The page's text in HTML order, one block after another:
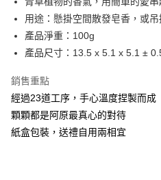
悠遊付
全盈+PAY
大哥付你分期
相關說明
1.本服務由台灣大哥大提供，台灣大哥
2.付款方式選擇「大哥付你分期」，訂
AFTEE先享後付
相關說明
用途：懸掛空間散發皂香，或
產品淨重：100g
產品尺寸：13.5 x 5.1 x 5.1 ±
銷售重點
經過23道工序，手心溫度捏製而成
顆顆都是阿原最真心的對待
紙盒包裝，送禮自用兩相宜